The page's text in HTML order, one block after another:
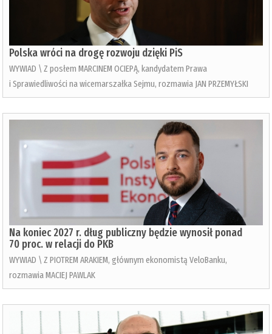
Polska wróci na drogę rozwoju dzięki PiS
WYWIAD \ Z posłem MARCINEM OCIEPĄ, kandydatem Prawa
i Sprawiedliwości na wicemarszałka Sejmu, rozmawia JAN PRZEMYŁSKI
Na koniec 2027 r. dług publiczny będzie wynosił ponad
70 proc. w relacji do PKB
WYWIAD \ Z PIOTREM ARAKIEM, głównym ekonomistą VeloBanku,
rozmawia MACIEJ PAWLAK